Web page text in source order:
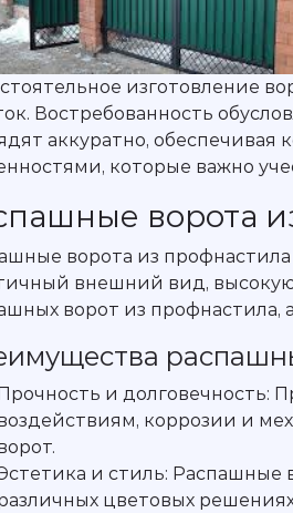
изготовление
Востребованность
аккуратно,
которые важно
ворота
ворота из
внешний вид,
ворот из профнастила,
и долговечность:
коррозии и
и стиль:
цветовых